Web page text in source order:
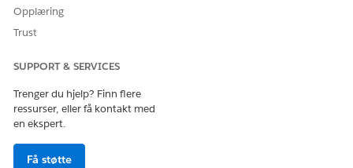
Opplæring
Trust
SUPPORT & SERVICES
Trenger du hjelp? Finn flere
ressurser, eller få kontakt med
en ekspert.
Få støtte